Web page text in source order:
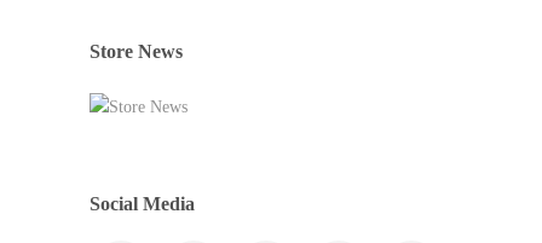
Store News
Social Media